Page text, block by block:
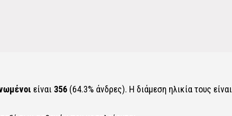
είναι 356(64.3% άνδρες). Η διάμεση ηλικία τους είναι